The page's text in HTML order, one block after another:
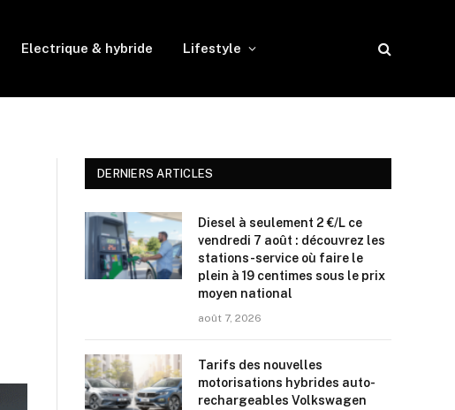
Electrique & hybride Lifestyle
DERNIERS ARTICLES
Diesel à seulement 2 €/L ce
vendredi 7 août : découvrez les
stations-service où faire le
plein à 19 centimes sous le prix
moyen national
août 7, 2026
Tarifs des nouvelles
motorisations hybrides auto-
rechargeables Volkswagen